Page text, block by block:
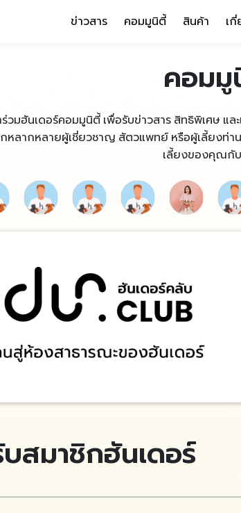
ข่าวสาร คอมมูนิตี้ สินค้า เกี่
คอม
ร่วมฮันเดอร์คอมมูนิตี้ เพื่อรับข่าวสาร สิทธิพิเศษ
หลากหลายผู้เชี่ยวชาญ สัตวแพทย์ หรือผู้เลี้ยงท่า
เลี้ยงของคุณกั
สมาชิกฮันเดอร์